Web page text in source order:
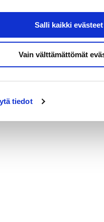
tiedot
Salli kaikki evästeet
Vain välttämättömät
Hae sivustolta